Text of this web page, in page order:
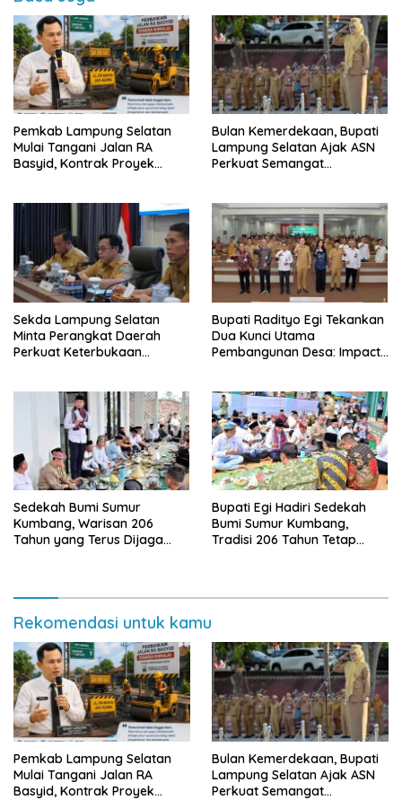
Pemkab Lampung Selatan
Mulai Tangani Jalan RA
Basyid, Kontrak Proyek
Bulan Kemerdekaan, Bupati
Lampung Selatan Ajak ASN
Perkuat Semangat
Sekda Lampung Selatan
Minta Perangkat Daerah
Perkuat Keterbukaan
Bupati Radityo Egi Tekankan
Dua Kunci Utama
Pembangunan Desa: Impact
Sedekah Bumi Sumur
Kumbang, Warisan 206
Tahun yang Terus Dijaga
Bupati Egi Hadiri Sedekah
Bumi Sumur Kumbang,
Tradisi 206 Tahun Tetap
Rekomendasi untuk kamu
Pemkab Lampung Selatan
Mulai Tangani Jalan RA
Basyid, Kontrak Proyek
Bulan Kemerdekaan, Bupati
Lampung Selatan Ajak ASN
Perkuat Semangat